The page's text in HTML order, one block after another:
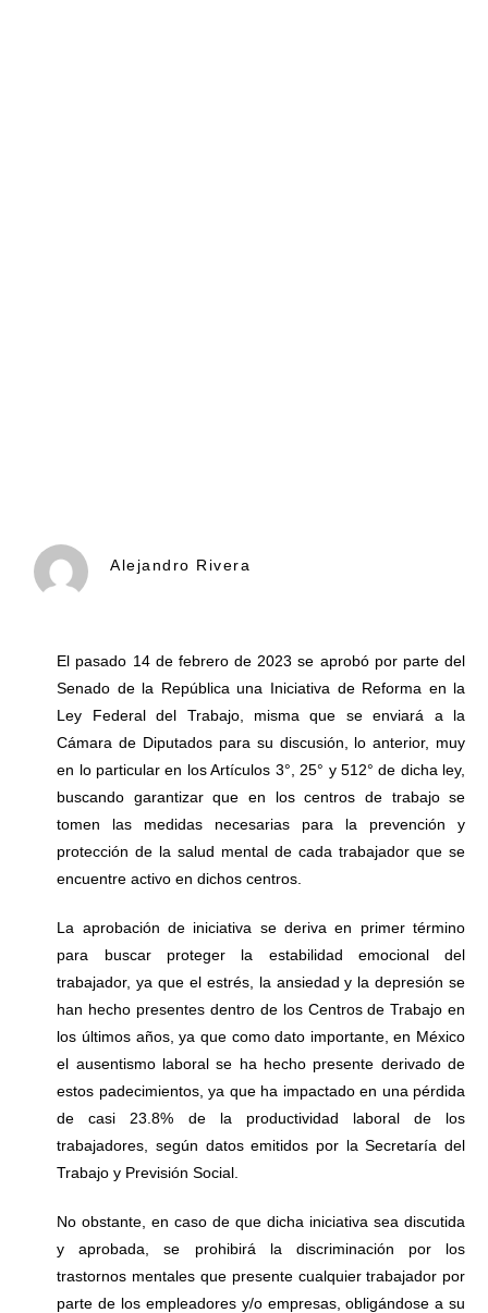
Alejandro Rivera
El pasado 14 de febrero de 2023 se aprobó por parte del
Senado de la República una Iniciativa de Reforma en la
Ley Federal del Trabajo, misma que se enviará a la
Cámara de Diputados para su discusión, lo anterior, muy
en lo particular en los Artículos 3°, 25° y 512° de dicha ley,
buscando garantizar que en los centros de trabajo se
tomen las medidas necesarias para la prevención y
protección de la salud mental de cada trabajador que se
encuentre activo en dichos centros.
La aprobación de iniciativa se deriva en primer término
para buscar proteger la estabilidad emocional del
trabajador, ya que el estrés, la ansiedad y la depresión se
han hecho presentes dentro de los Centros de Trabajo en
los últimos años, ya que como dato importante, en México
el ausentismo laboral se ha hecho presente derivado de
estos padecimientos, ya que ha impactado en una pérdida
de casi 23.8% de la productividad laboral de los
trabajadores, según datos emitidos por la Secretaría del
Trabajo y Previsión Social.
No obstante, en caso de que dicha iniciativa sea discutida
y aprobada, se prohibirá la discriminación por los
trastornos mentales que presente cualquier trabajador por
parte de los empleadores y/o empresas, obligándose a su